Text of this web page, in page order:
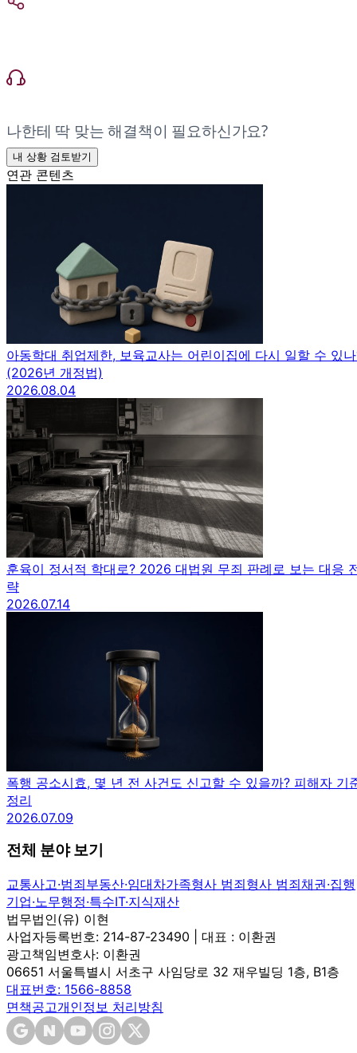
나한테 딱 맞는 해결책이 필요하신가요?
내 상황 검토받기
연관 콘텐츠
아동학대 취업제한, 보육교사는 어린이집에 다시 일할 수 있
(2026년 개정법)
2026.08.04
훈육이 정서적 학대로? 2026 대법원 무죄 판례로 보는 대응
략
2026.07.14
폭행 공소시효, 몇 년 전 사건도 신고할 수 있을까? 피해자 기
정리
2026.07.09
전체 분야 보기
교통사고·범죄부동산·임대차가족형사 범죄형사 범죄채권·집행
기업·노무행정·특수IT·지식재산
법무법인(유) 이현
사업자등록번호: 214-87-23490 | 대표 : 이환권
광고책임변호사: 이환권
06651 서울특별시 서초구 사임당로 32 재우빌딩 1층, B1층
대표번호: 1566-8858
면책공고개인정보 처리방침